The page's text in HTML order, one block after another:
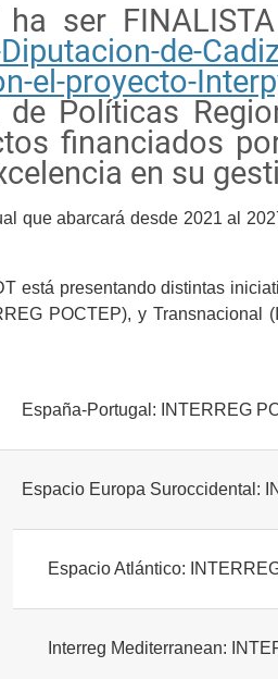
ser FINALISTA
de-
el-proyecto-
Políticas
financiados
en su
que abarcará desde 2021 al
está presentando distintas
POCTEP), y Transnacional
España-Portugal: INTERREG
Espacio Europa Suroccidental:
Espacio Atlántico:
Interreg Mediterranean: